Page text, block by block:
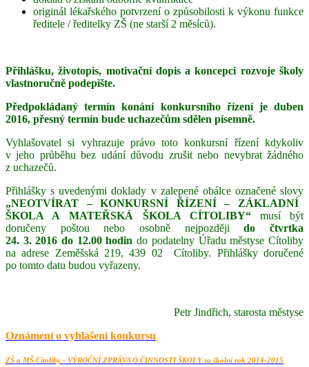
originál lékařského potvrzení o způsobilosti k výkonu funkce
ředitele / ředitelky ZŠ (ne starší 2 měsíců).
Přihlášku, životopis, motivační dopis a koncepci rozvoje školy
vlastnoručně podepište.
Předpokládaný termín konání konkursního řízení je duben
2016, přesný termín bude uchazečům sdělen písemně.
Vyhlašovatel si vyhrazuje právo toto konkursní řízení kdykoliv
v jeho průběhu bez udání důvodu zrušit nebo nevybrat žádného
z uchazečů.
Přihlášky s uvedenými doklady v zalepené obálce označené slovy
„NEOTVÍRAT – KONKURSNÍ ŘÍZENÍ – ZÁKLADNÍ
ŠKOLA A MATEŘSKÁ ŠKOLA CÍTOLIBY“ musí být
doručeny poštou nebo osobně nejpozdějido čtvrtka
24. 3. 2016 do 12.00 hodindo podatelny Úřadu městyse Cítoliby
na adrese Zeměšská 219, 439 02 Cítoliby. Přihlášky doručené
po tomto datu budou vyřazeny.
Petr Jindřich, starosta městyse
Oznámení o vyhlášení konkursu
ZŠ a MŠ Cítoliby - VÝROČNÍ ZPRÁVA O ČINNOSTI ŠKOLY za školní rok 2014-2015